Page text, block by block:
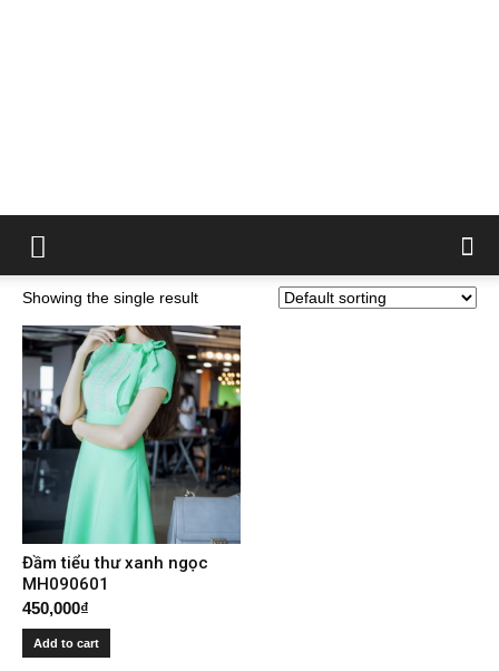
Showing the single result
Đầm tiểu thư xanh ngọc
MH090601
450,000₫
Add to cart